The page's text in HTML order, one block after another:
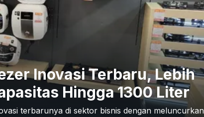
Inovasi Terbaru, Lebih
Hingga 1300 Liter
terbarunya di sektor bisnis dengan meluncurkan